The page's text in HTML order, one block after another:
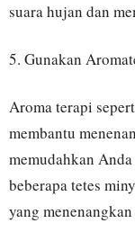
suara hujan dan
5. Gunakan
Aroma terapi
membantu
memudahkan
beberapa tetes
yang